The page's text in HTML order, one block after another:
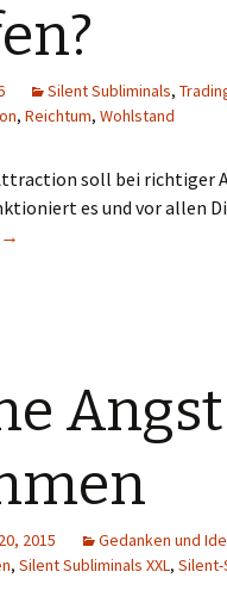
Silent Subliminals,
, Reichtum, Wohlstand
soll bei richtiger
es und vor allen
of Attraction und wie
→
2015 Gedanken und
, Silent Subliminals XXL, Silent-